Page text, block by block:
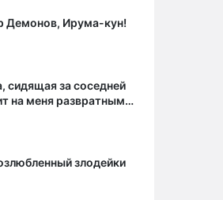
Демонов, Ирума-кун!
сидящая за соседней
на меня развратным
злодейки